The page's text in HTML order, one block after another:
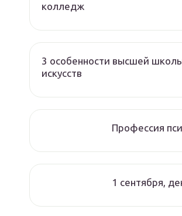
колледж
3 особенности высшей
искусств
Профессия
1 сентября,